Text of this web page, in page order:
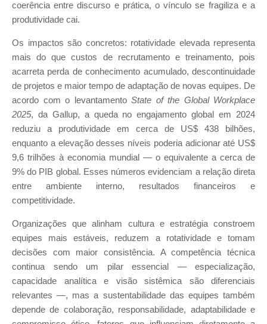
coerência entre discurso e prática, o vínculo se fragiliza e a
produtividade cai.
Os impactos são concretos: rotatividade elevada representa
mais do que custos de recrutamento e treinamento, pois
acarreta perda de conhecimento acumulado, descontinuidade
de projetos e maior tempo de adaptação de novas equipes. De
acordo com o levantamento State of the Global Workplace
2025, da Gallup, a queda no engajamento global em 2024
reduziu a produtividade em cerca de US$ 438 bilhões,
enquanto a elevação desses níveis poderia adicionar até US$
9,6 trilhões à economia mundial — o equivalente a cerca de
9% do PIB global. Esses números evidenciam a relação direta
entre ambiente interno, resultados financeiros e
competitividade.
Organizações que alinham cultura e estratégia constroem
equipes mais estáveis, reduzem a rotatividade e tomam
decisões com maior consistência. A competência técnica
continua sendo um pilar essencial — especialização,
capacidade analítica e visão sistêmica são diferenciais
relevantes —, mas a sustentabilidade das equipes também
depende de colaboração, responsabilidade, adaptabilidade e